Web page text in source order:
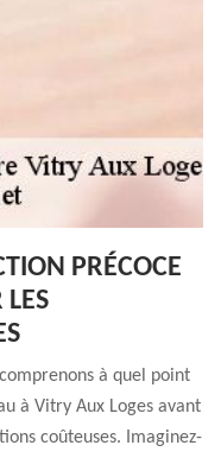
PRÉCOCE
LES
à quel point
à Vitry Aux Loges avant
coûteuses. Imaginez-